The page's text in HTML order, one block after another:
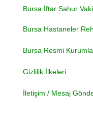
Bursa İftar Sahur
Bursa Hastaneler
Bursa Resmi
Gizlilik İlkeleri
İletişim / Mesaj